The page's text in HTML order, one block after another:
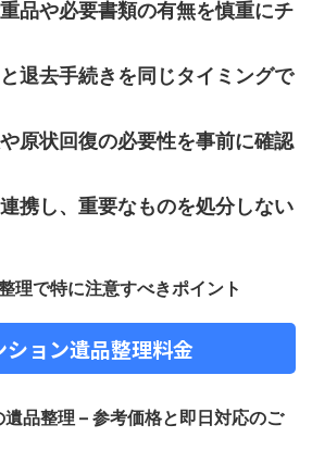
品や必要書類の有無を慎重にチ
退去手続きを同じタイミングで
原状回復の必要性を事前に確認
携し、重要なものを処分しない
理で特に注意すべきポイント
ョン遺品整理料金
品整理 – 参考価格と即日対応のご